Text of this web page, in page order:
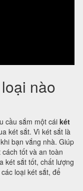
nào
cầu sắm một cái két
két sắt. Vì két sắt là
bạn vắng nhà. Giúp
tốt và an toàn
két sắt tốt, chất lượng
loại két sắt, để